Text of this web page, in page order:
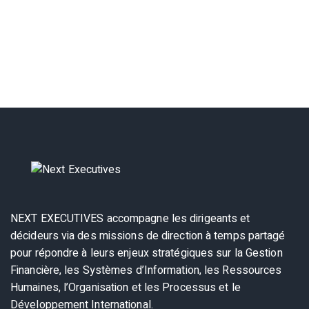
NEXT EXECUTIVES accompagne les dirigeants et
décideurs via des missions de direction à temps partagé
pour répondre à leurs enjeux stratégiques sur la Gestion
Financière, les Systèmes d’Information, les Ressources
Humaines, l’Organisation et les Processus et le
Développement International.